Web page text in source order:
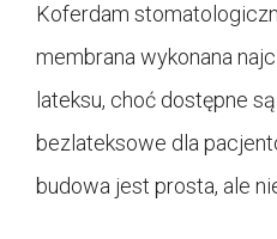
Koferdam
membrana wykonana
lateksu, choć dostępne
bezlateksowe dla
budowa jest prosta, ale